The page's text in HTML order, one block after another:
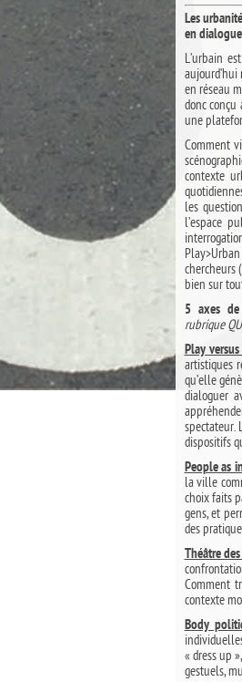
Les
en
L’urbain
en réseau
donc
une
Comment
contexte
les
l’espace
chercheurs
bien sur
5 axes
rubrique
Play versus
artistiques
qu’elle
dialoguer
spectateur.
dispositifs
People as
la ville
choix faits
gens, et
des
Théâtre
Comment
contexte
Body
« dress up
gestuels,